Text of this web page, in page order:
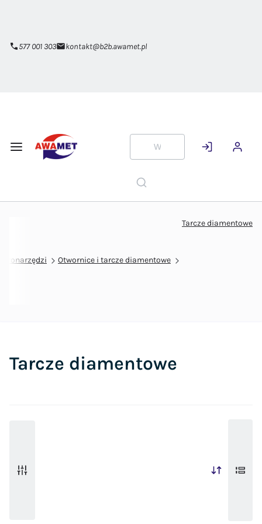
577 001 303
kontakt@b2b.awamet.pl
Otwornice i tarcze diamentowe
Tarcze diamentowe
Tarcze diamentowe